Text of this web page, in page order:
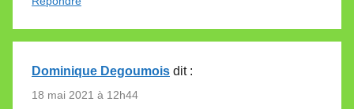
Dominique Degoumois dit :
18 mai 2021 à 12h44